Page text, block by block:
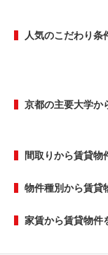
人気のこだわり条
京都の主要大学か
間取りから賃貸物
物件種別から賃貸
家賃から賃貸物件